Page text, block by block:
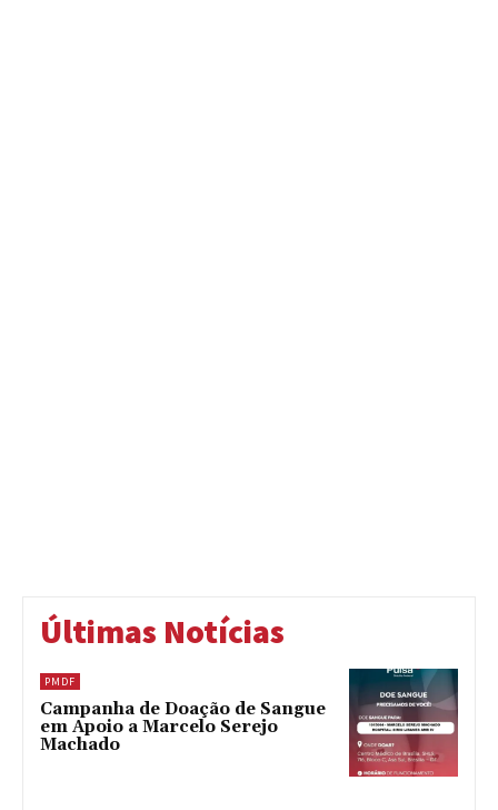
Últimas Notícias
PMDF
Campanha de Doação de Sangue
em Apoio a Marcelo Serejo
Machado